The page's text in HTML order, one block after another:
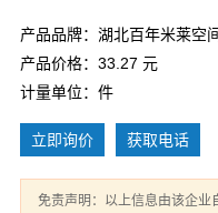
产品价格：33.27 元
计量单位：件
立即询价 获取电话
免责声明：以上信息由该企业